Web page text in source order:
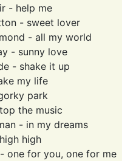
- help me
- sweet lover
- all my world
- sunny love
- shake it up
my life
park
the music
- in my dreams
high
one for you, one for me